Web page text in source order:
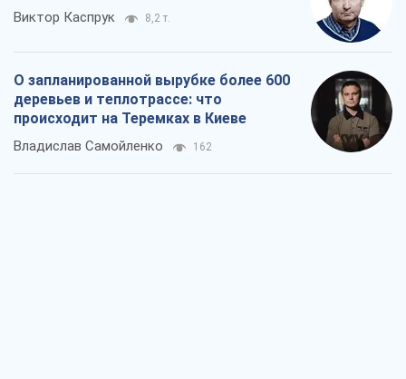
Виктор Каспрук 8,2 т.
О запланированной вырубке более 600
деревьев и теплотрассе: что
происходит на Теремках в Киеве
Владислав Самойленко 162